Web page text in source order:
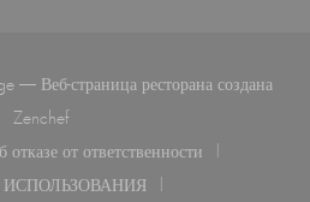
Веб-страница ресторана создана
Zenchef((открывается в новом окне))
от ответственности